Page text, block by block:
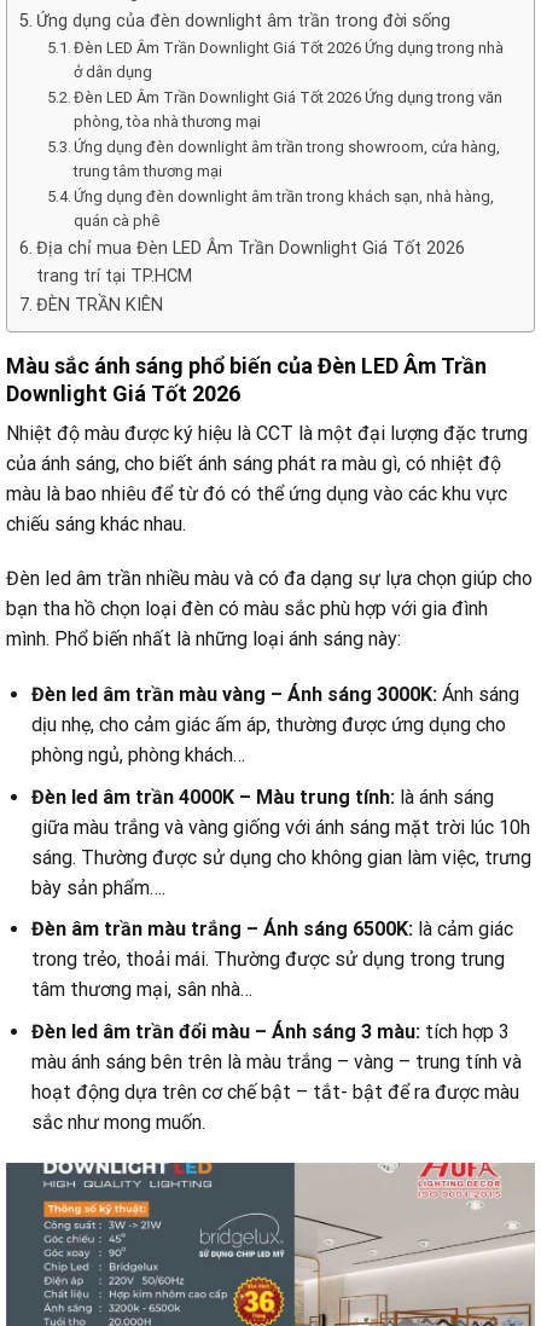
Ứng dụng của đèn downlight âm trần trong đời sống
Đèn LED Âm Trần Downlight Giá Tốt 2026 Ứng dụng trong nhà
ở dân dụng
Đèn LED Âm Trần Downlight Giá Tốt 2026 Ứng dụng trong văn
phòng, tòa nhà thương mại
Ứng dụng đèn downlight âm trần trong showroom, cửa hàng,
trung tâm thương mại
Ứng dụng đèn downlight âm trần trong khách sạn, nhà hàng,
quán cà phê
Địa chỉ mua Đèn LED Âm Trần Downlight Giá Tốt 2026
trang trí tại TP.HCM
ĐÈN TRẦN KIÊN
Màu sắc ánh sáng phổ biến của Đèn LED Âm Trần
Downlight Giá Tốt 2026
Nhiệt độ màu được ký hiệu là CCT là một đại lượng đặc trưng
của ánh sáng, cho biết ánh sáng phát ra màu gì, có nhiệt độ
màu là bao nhiêu để từ đó có thể ứng dụng vào các khu vực
chiếu sáng khác nhau.
Đèn led âm trần nhiều màu và có đa dạng sự lựa chọn giúp cho
bạn tha hồ chọn loại đèn có màu sắc phù hợp với gia đình
mình. Phổ biến nhất là những loại ánh sáng này:
Đèn led âm trần màu vàng – Ánh sáng 3000K:Ánh sáng
dịu nhẹ, cho cảm giác ấm áp, thường được ứng dụng cho
phòng ngủ, phòng khách…
Đèn led âm trần 4000K – Màu trung tính:là ánh sáng
giữa màu trắng và vàng giống với ánh sáng mặt trời lúc 10h
sáng. Thường được sử dụng cho không gian làm việc, trưng
bày sản phẩm….
Đèn âm trần màu trắng – Ánh sáng 6500K:là cảm giác
trong trẻo, thoải mái. Thường được sử dụng trong trung
tâm thương mại, sân nhà…
Đèn led âm trần đổi màu – Ánh sáng 3 màu:tích hợp 3
màu ánh sáng bên trên là màu trắng – vàng – trung tính và
hoạt động dựa trên cơ chế bật – tắt- bật để ra được màu
sắc như mong muốn.